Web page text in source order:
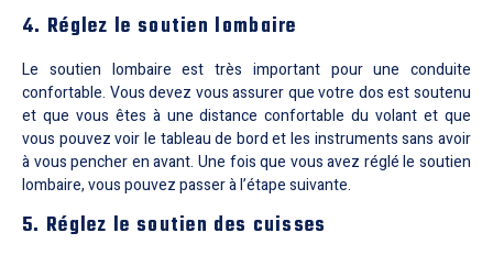
4. Réglez le soutien lombaire
Le soutien lombaire est très important pour une conduite
confortable. Vous devez vous assurer que votre dos est soutenu
et que vous êtes à une distance confortable du volant et que
vous pouvez voir le tableau de bord et les instruments sans avoir
à vous pencher en avant. Une fois que vous avez réglé le soutien
lombaire, vous pouvez passer à l’étape suivante.
5. Réglez le soutien des cuisses